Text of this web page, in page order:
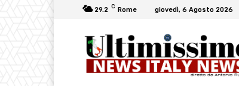
29.2 C Rome giovedì, 6 Agosto 2026